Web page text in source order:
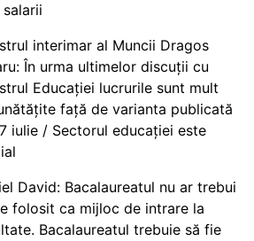
interimar al Muncii Dragos
În urma ultimelor discuții cu
Educației lucrurile sunt mult
față de varianta publicată
iulie / Sectorul educației este
David: Bacalaureatul nu ar trebui
folosit ca mijloc de intrare la
Bacalaureatul trebuie să fie